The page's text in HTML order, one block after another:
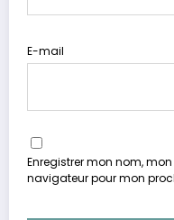
E-mail
Enregistrer mon nom,
navigateur pour mon